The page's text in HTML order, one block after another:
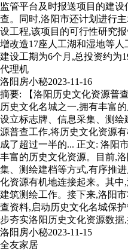
监管平台及时报送项目的建
查。同时,洛阳市还计划进行
设工程,该项目的可行性研究
增改造17座人工湖和湿地等人
建设工期为6个月,总投资约为
代理机
洛阳房小秘2023-11-16
摘要: 【洛阳历史文化资源普
历史文化名城之一,拥有丰富
设立标志牌、信息采集、测
源普查工作,将历史文化资源
成了超过一半的... 正文: 洛阳
丰富的历史文化资源。目前,
集、测绘建档等方式,有序推
化资源有机地连接起来。其
建筑测绘工作。接下来,洛阳
查资料,启动历史文化名城保
步夯实洛阳历史文化资源数据
洛阳房小秘2023-11-15
全友家居